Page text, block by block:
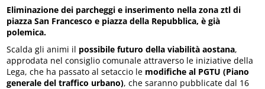
Eliminazione dei parcheggi e inserimento nella zona ztl di
piazza San Francesco e piazza della Repubblica, è già
polemica.
Scalda gli animi il possibile futuro della viabilità aostana,
approdata nel consiglio comunale attraverso le iniziative della
Lega, che ha passato al setaccio le modifiche al PGTU (Piano
generale del traffico urbano), che saranno pubblicate dal 16